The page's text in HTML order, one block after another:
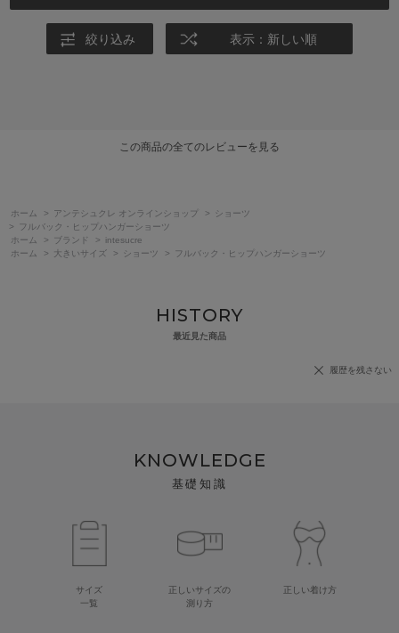
絞り込み 表示：新しい順
この商品の全てのレビューを見る
ホーム > アンテシュクレ オンラインショップ >
ショーツ
>
フルバック・ヒップハンガーショーツ
ホーム
> ブランド >
intesucre
ホーム
> 大きいサイズ > ショーツ > フルバック・ヒップハンガーショーツ
HISTORY
最近見た商品
履歴を残さない
KNOWLEDGE
基礎知識
サイズ
一覧
正しいサイズの
測り方
正しい着け方